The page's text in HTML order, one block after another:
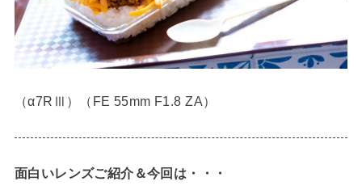
（α7RⅢ）（FE 55mm F1.8 ZA）
面白いレンズご紹介＆今回は・・・